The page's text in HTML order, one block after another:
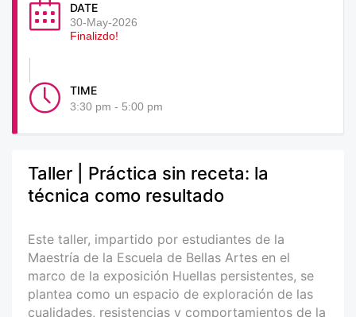
DATE
30-May-2026
Finalizdo!
TIME
3:30 pm - 5:00 pm
Taller | Práctica sin receta: la
técnica como resultado
Este taller, impartido por estudiantes de la
Maestría de la Escuela de Bellas Artes en el
marco de la exposición Huellas persistentes, se
plantea como un espacio de exploración de las
cualidades, resistencias y comportamientos de la